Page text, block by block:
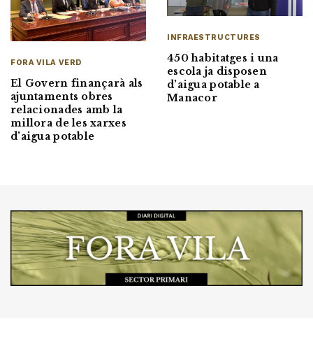
FORA VILA VERD
El Govern finançarà als
ajuntaments obres
relacionades amb la
millora de les xarxes
d’aigua potable
INFRAESTRUCTURES
450 habitatges i una
escola ja disposen
d’aigua potable a
Manacor